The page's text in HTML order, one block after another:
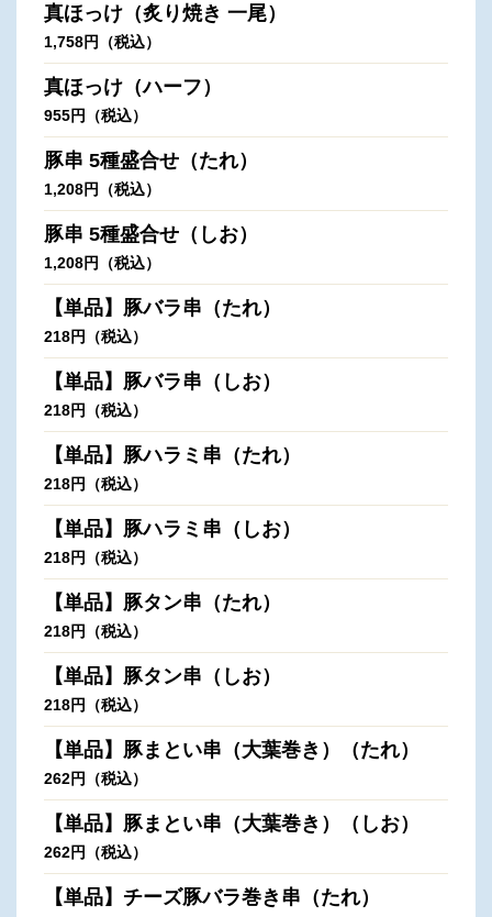
真ほっけ（炙り焼き 一尾）
1,758円（税込）
真ほっけ（ハーフ）
955円（税込）
豚串 5種盛合せ（たれ）
1,208円（税込）
豚串 5種盛合せ（しお）
1,208円（税込）
【単品】豚バラ串（たれ）
218円（税込）
【単品】豚バラ串（しお）
218円（税込）
【単品】豚ハラミ串（たれ）
218円（税込）
【単品】豚ハラミ串（しお）
218円（税込）
【単品】豚タン串（たれ）
218円（税込）
【単品】豚タン串（しお）
218円（税込）
【単品】豚まとい串（大葉巻き）（たれ）
262円（税込）
【単品】豚まとい串（大葉巻き）（しお）
262円（税込）
【単品】チーズ豚バラ巻き串（たれ）